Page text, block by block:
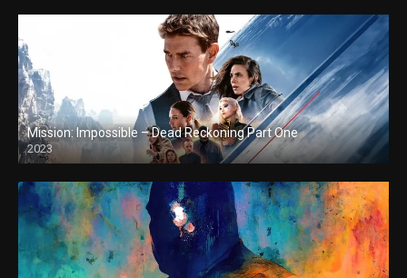
Mission: Impossible – Dead Reckoning Part One
2023